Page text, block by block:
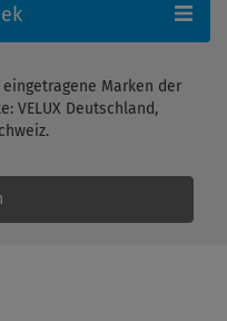
eingetragene Marken der
VELUX Deutschland,